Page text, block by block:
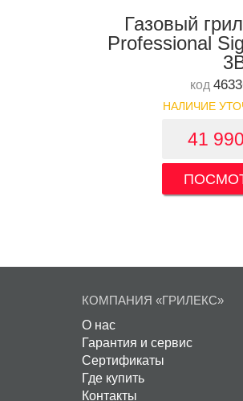
Газовый
Professional
код
НАЛИЧИЕ
41 990
КОМПАНИЯ «ГРИЛЕКС»
О нас
Гарантия и сервис
Сертификаты
Где купить
Контакты